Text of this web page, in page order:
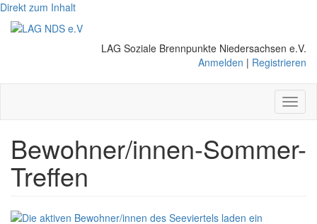
Direkt zum Inhalt
LAG Soziale Brennpunkte Niedersachsen e.V.
Anmelden | Registrieren
Bewohner/innen-Sommer-
Treffen